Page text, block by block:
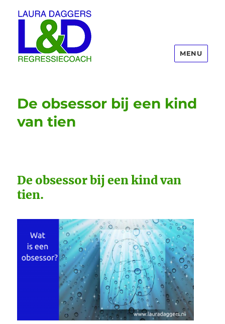
MENU
De obsessor bij een kind
van tien
De obsessor bij een kind van
tien.